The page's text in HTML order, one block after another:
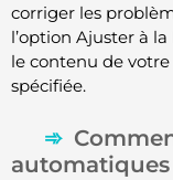
corriger les
l’option Ajuster à
le contenu de
spécifiée.
automatiques